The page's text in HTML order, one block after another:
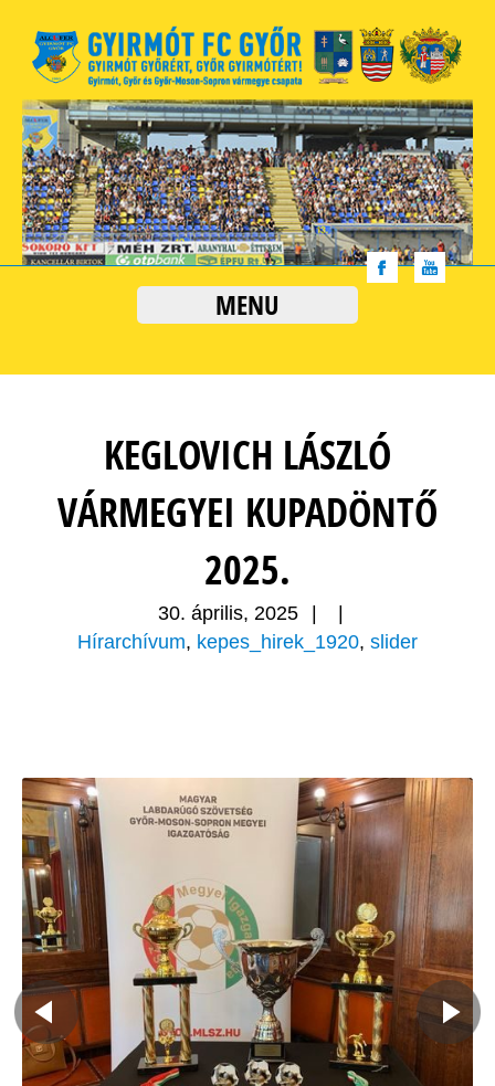
MENU
KEGLOVICH LÁSZLÓ
VÁRMEGYEI KUPADÖNTŐ
2025.
30. április, 2025
Hírarchívum, kepes_hirek_1920, slider